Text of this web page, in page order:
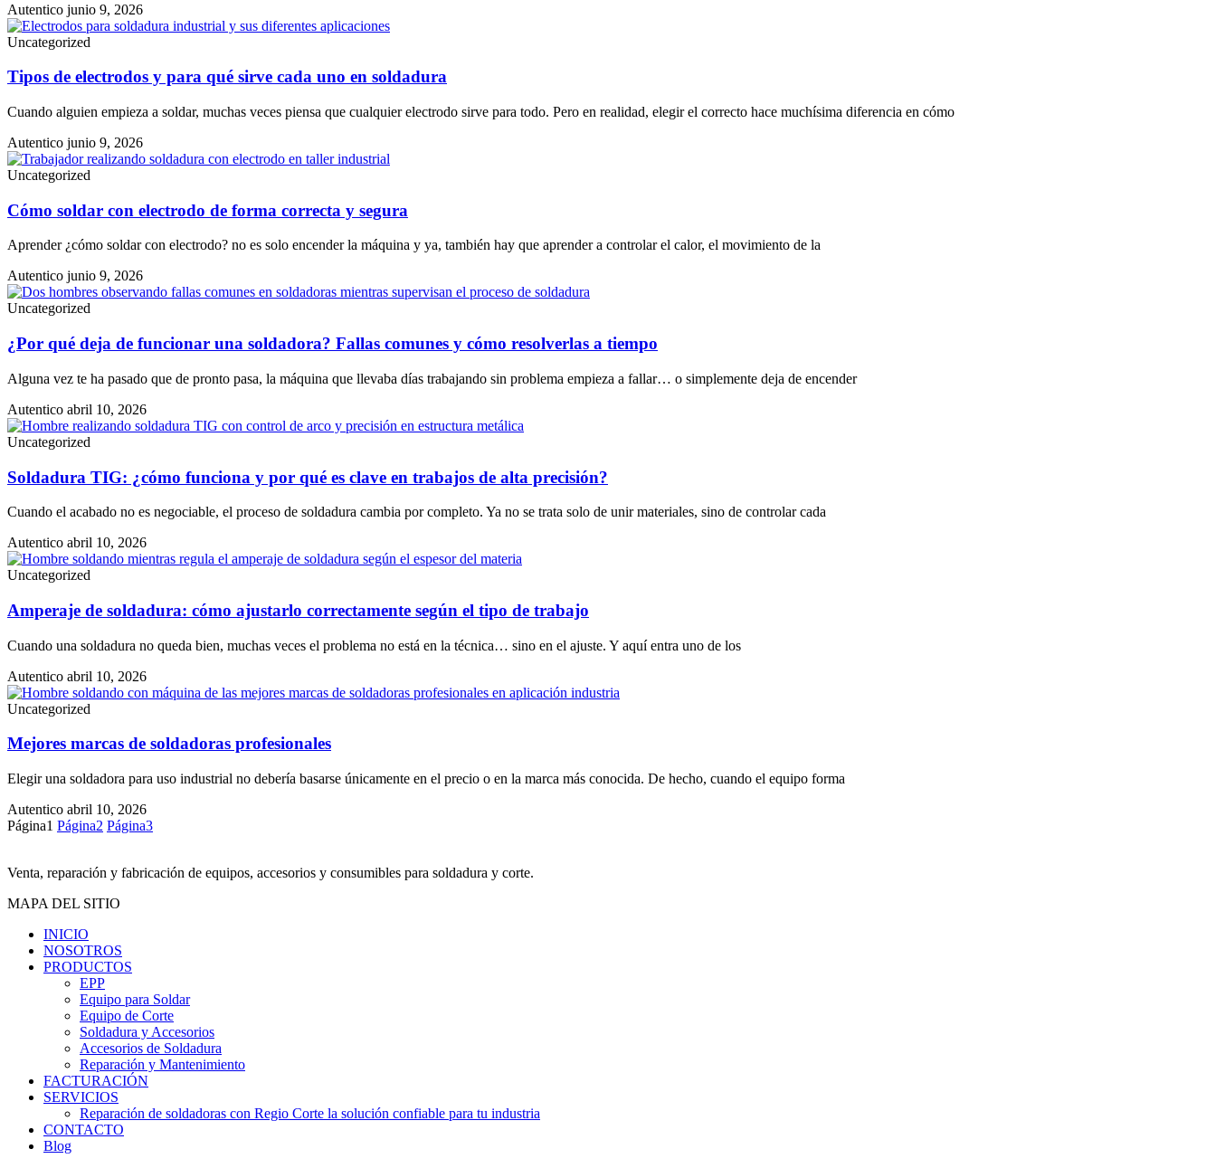
Autentico junio 9, 2026
Uncategorized
Tipos de electrodos y para qué sirve cada uno en soldadura
Cuando alguien empieza a soldar, muchas veces piensa que cualquier electrodo sirve para todo. Pero en realidad, elegir el correcto hace muchísima diferencia en cómo
Autentico junio 9, 2026
Uncategorized
Cómo soldar con electrodo de forma correcta y segura
Aprender ¿cómo soldar con electrodo? no es solo encender la máquina y ya, también hay que aprender a controlar el calor, el movimiento de la
Autentico junio 9, 2026
Uncategorized
¿Por qué deja de funcionar una soldadora? Fallas comunes y cómo resolverlas a tiempo
Alguna vez te ha pasado que de pronto pasa, la máquina que llevaba días trabajando sin problema empieza a fallar… o simplemente deja de encender
Autentico abril 10, 2026
Uncategorized
Soldadura TIG: ¿cómo funciona y por qué es clave en trabajos de alta precisión?
Cuando el acabado no es negociable, el proceso de soldadura cambia por completo. Ya no se trata solo de unir materiales, sino de controlar cada
Autentico abril 10, 2026
Uncategorized
Amperaje de soldadura: cómo ajustarlo correctamente según el tipo de trabajo
Cuando una soldadura no queda bien, muchas veces el problema no está en la técnica… sino en el ajuste. Y aquí entra uno de los
Autentico abril 10, 2026
Uncategorized
Mejores marcas de soldadoras profesionales
Elegir una soldadora para uso industrial no debería basarse únicamente en el precio o en la marca más conocida. De hecho, cuando el equipo forma
Autentico abril 10, 2026
Página1 Página2 Página3
Venta, reparación y fabricación de equipos, accesorios y consumibles para soldadura y corte.
MAPA DEL SITIO
INICIO
NOSOTROS
PRODUCTOS
EPP
Equipo para Soldar
Equipo de Corte
Soldadura y Accesorios
Accesorios de Soldadura
Reparación y Mantenimiento
FACTURACIÓN
SERVICIOS
Reparación de soldadoras con Regio Corte la solución confiable para tu industria
CONTACTO
Blog